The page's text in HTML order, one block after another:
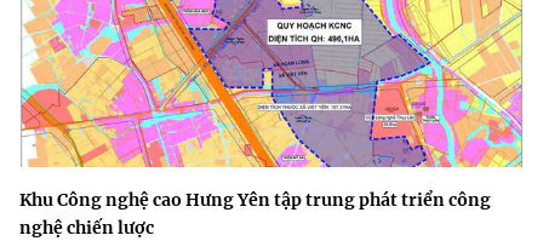
Khu Công nghệ cao Hưng Yên tập trung phát triển công
nghệ chiến lược